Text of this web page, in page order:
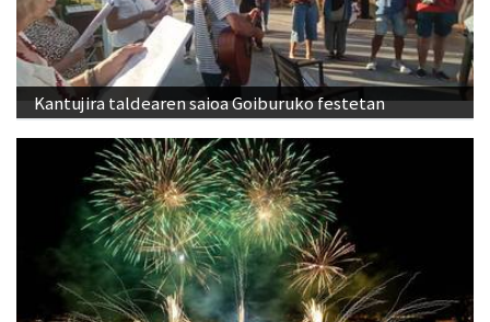
Kantujira taldearen saioa Goiburuko festetan